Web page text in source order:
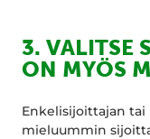
3. VALITSE
ON MYÖS
Enkelisijoittajan tai
mieluummin